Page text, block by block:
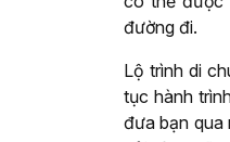
đường đi.
Lộ trình di
tục hành
đưa bạn qua